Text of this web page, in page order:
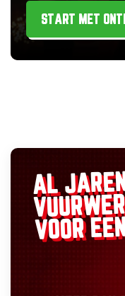
START MET
AL
VOOR